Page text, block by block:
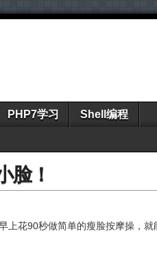
PHP7学习 Shell编程
脸！
花90秒做简单的瘦脸按摩操，